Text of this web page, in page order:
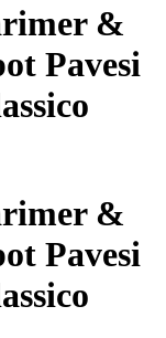
&
Pavesi
&
Pavesi